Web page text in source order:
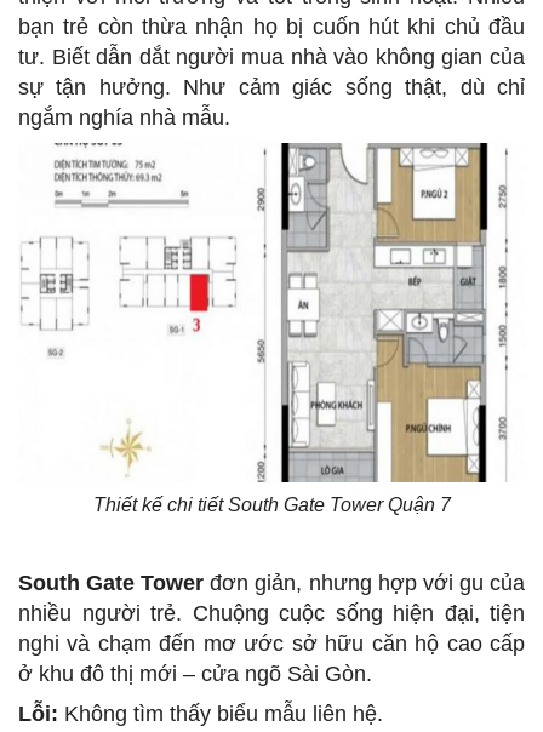
bạn trẻ còn thừa nhận họ bị cuốn hút khi chủ đầu
tư. Biết dẫn dắt người mua nhà vào không gian của
sự tận hưởng. Như cảm giác sống thật, dù chỉ
ngắm nghía nhà mẫu.
Thiết kế chi tiết South Gate Tower Quận 7
South Gate Tower đơn giản, nhưng hợp với gu của
nhiều người trẻ. Chuộng cuộc sống hiện đại, tiện
nghi và chạm đến mơ ước sở hữu căn hộ cao cấp
ở khu đô thị mới – cửa ngõ Sài Gòn.
Lỗi: Không tìm thấy biểu mẫu liên hệ.